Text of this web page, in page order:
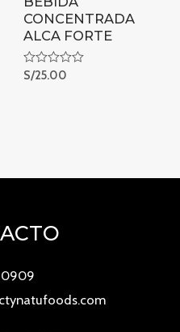
CONCENTRADA
ALCA FORTE
Rated
S/25.00